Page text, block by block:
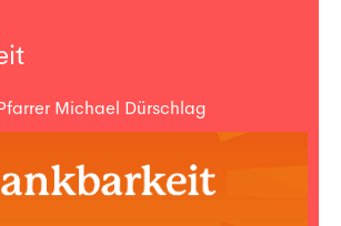
Michael Dürschlag